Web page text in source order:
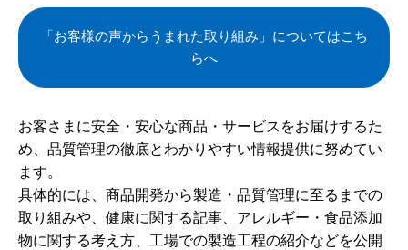
「お客様の声からうまれた取り組み」についてはこち
らへ
お客さまに安全・安心な商品・サービスをお届けするた
め、品質管理の徹底とわかりやすい情報提供に努めてい
ます。
具体的には、商品開発から製造・品質管理に至るまでの
取り組みや、健康に関する記事、アレルギー・食品添加
物に関する考え方、工場での製造工程の紹介などを公開